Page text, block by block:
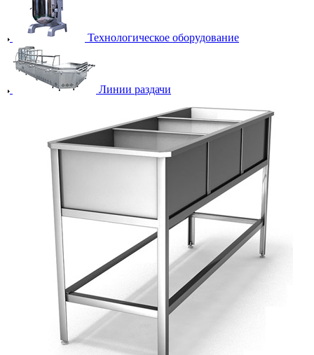
Технологическое оборудование
Линии раздачи